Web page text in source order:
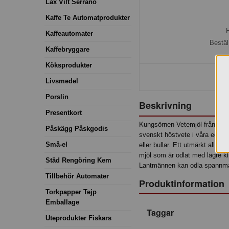
Lax Vilt Serrano
Kaffe Te Automatprodukter
Kaffeautomater
Kaffebryggare
Köksprodukter
Livsmedel
Porslin
Presentkort
Påskägg Påskgodis
Små-el
Städ Rengöring Kem
Tillbehör Automater
Torkpapper Tejp
Emballage
Uteprodukter Fiskars
Beskrivning
Kungsörnen Vetemjöl från
svenskt höstvete i våra egna
eller bullar. Ett utmärkt
mjöl som är odlat med lägre
Lantmännen kan odla
Produktinformation
Taggar